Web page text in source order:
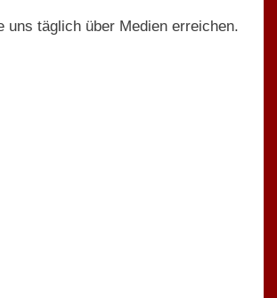
uns täglich über Medien erreichen.